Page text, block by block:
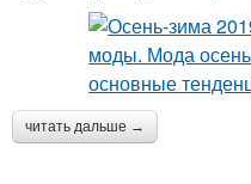
читать дальше →